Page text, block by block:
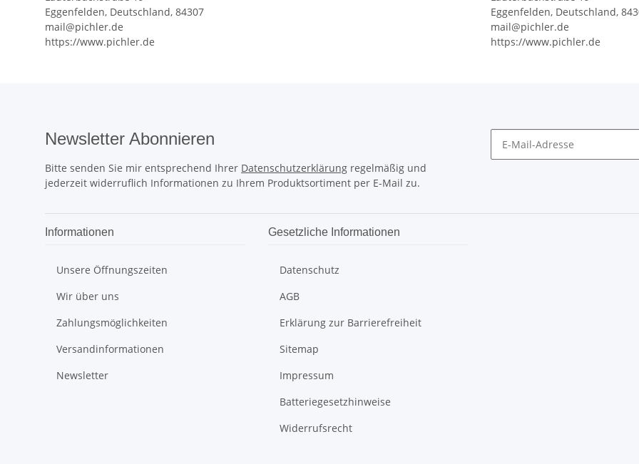
Eggenfelden, Deutschland, 84307
mail@pichler.de
https://www.pichler.de
Eggenfelden, Deutschland,
mail@pichler.de
https://www.pichler.de
Newsletter Abonnieren
Bitte senden Sie mir entsprechend Ihrer Datenschutzerklärung regelmäßig und
jederzeit widerruflich Informationen zu Ihrem Produktsortiment per E-Mail zu.
Informationen
Unsere Öffnungszeiten
Wir über uns
Zahlungsmöglichkeiten
Versandinformationen
Newsletter
Gesetzliche Informationen
Datenschutz
AGB
Erklärung zur Barrierefreiheit
Sitemap
Impressum
Batteriegesetzhinweise
Widerrufsrecht